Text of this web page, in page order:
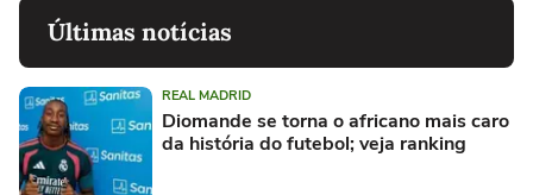
Últimas notícias
REAL MADRID
Diomande se torna o africano mais caro
da história do futebol; veja ranking